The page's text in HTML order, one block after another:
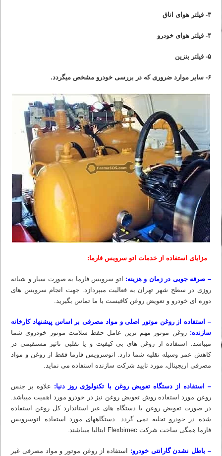
۳- فیلتر هوای اتاق
۴- فیلتر هوای خودرو
۵- فیلتر بنزین
۶- سایر موارد ضروری که در بررسی خودرو مشخص میگردد.
مزایای استفاده از خدمات اتو سرویس فارما:
– صرفه جویی در زمان و هزینه: اتو سرویس فارما به صورت سیار و شبانه
روزی در سطح شهر تهران به فعالیت میپردازد. جهت انجام سرویس های
دوره ای خودرو و تعویض روغن کافیست با ما تماس بگیرید.
– استفاده از روغن موتور اصلی و مواد مصرفی بر اساس پیشنهاد کارخانه
سازنده: روغن موتور مهم ترین عامل حفظ سلامت موتور خودروی شما
میباشد. استفاده از روغن های بی کیفیت و یا تقلبی تاثیر مستقیمی در
کاهش عمر وسیله نقلیه شما دارد. اتوسرویس فارما فقط از روغن و مواد
مصرفی اریجینال، مورد تایید شرکت سازنده استفاده می نماید.
– استفاده از دستگاه تعویض روغن با تکنولوژی روز دنیا: علاوه بر جنس
روغن مورد استفاده روش تعویض روغن نیز در خودرو مورد اهمیت میباشد.
در صورت تعویض روغن با دستگاه های غیر استاندارد کل روغن استفاده
شده در خودرو تخلیه نمی گردد. دستگاه‏های مورد استفاده اتوسرویس
فارما همگی ساخت شرکت Flexbimec ایتالیا میباشند.
– باطل نشدن گارانتی خودرو: استفاده از روغن موتور و مواد مصرفی غیر